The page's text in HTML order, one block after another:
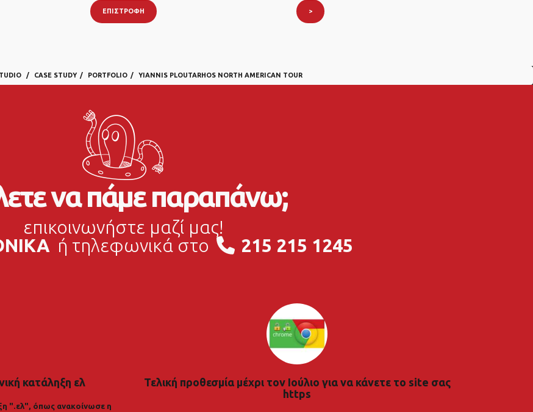
ΕΠΙΣΤΡΟΦΉ >
CASE STUDY PORTFOLIO YIANNIS PLOUTARHOS NORTH AMERICAN TOUR
να πάμε παραπάνω;
επικοινωνήστε μαζί μας!
ή τηλεφωνικά στο 215 215 1245
κατάληξη ελ
".ελ", όπως ανακοίνωσε η
Τελική προθεσμία μέχρι τον Ιούλιο για να κάνετε το site σας
https